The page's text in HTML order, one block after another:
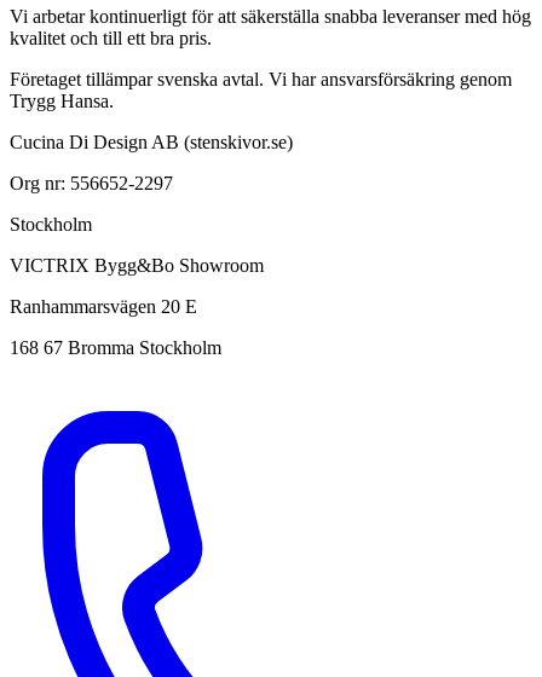
Vi arbetar kontinuerligt för att säkerställa snabba leveranser med hög
kvalitet och till ett bra pris.
Företaget tillämpar svenska avtal. Vi har ansvarsförsäkring genom
Trygg Hansa.
Cucina Di Design AB (stenskivor.se)
Org nr: 556652-2297
Stockholm
VICTRIX Bygg&Bo Showroom
Ranhammarsvägen 20 E
168 67 Bromma Stockholm